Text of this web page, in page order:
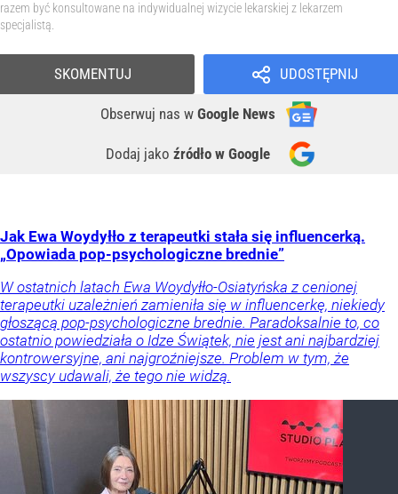
razem być konsultowane na indywidualnej wizycie lekarskiej z lekarzem
specjalistą.
UDOSTĘPNIJ
Obserwuj nas w Google News
Dodaj jako źródło w Google
SKOMENTUJ
Jak Ewa Woydyłło z terapeutki stała się influencerką.
„Opowiada pop-psychologiczne brednie”
W ostatnich latach Ewa Woydyłło-Osiatyńska z cenionej
terapeutki uzależnień zamieniła się w influencerkę, niekiedy
głoszącą pop-psychologiczne brednie. Paradoksalnie to, co
ostatnio powiedziała o Idze Świątek, nie jest ani najbardziej
kontrowersyjne, ani najgroźniejsze. Problem w tym, że
wszyscy udawali, że tego nie widzą.